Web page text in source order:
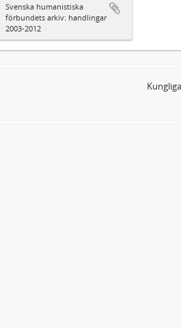
Svenska humanistiska
förbundets arkiv: handlingar
2003-2012